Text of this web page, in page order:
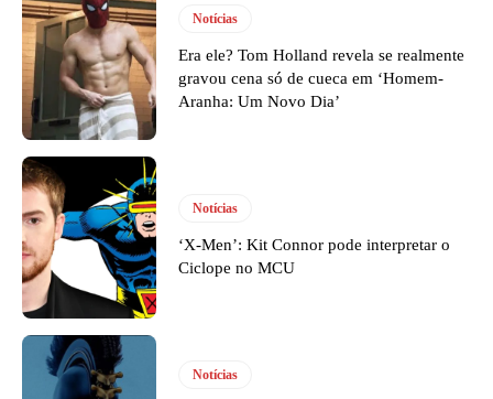
Notícias
Era ele? Tom Holland revela se realmente
gravou cena só de cueca em ‘Homem-
Aranha: Um Novo Dia’
Notícias
‘X-Men’: Kit Connor pode interpretar o
Ciclope no MCU
Notícias